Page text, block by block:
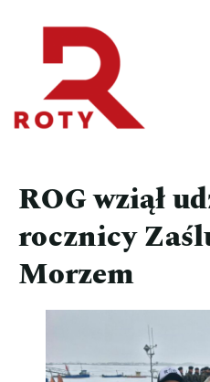
ROG wziął
rocznicy
Morzem